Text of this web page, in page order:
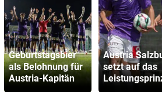
Geburtstagsbier
als Belohnung für
Austria-Kapitän
Austria
setzt auf das